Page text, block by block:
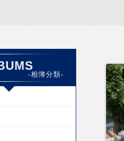
-相簿分類-